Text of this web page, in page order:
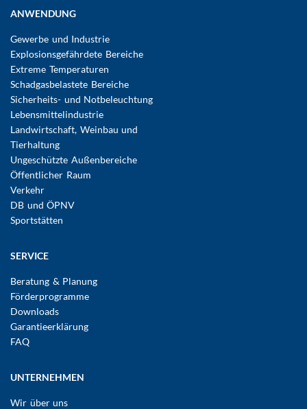
ANWENDUNG
Gewerbe und Industrie
Explosionsgefährdete Bereiche
Extreme Temperaturen
Schadgasbelastete Bereiche
Sicherheits- und Notbeleuchtung
Lebensmittelindustrie
Landwirtschaft, Weinbau und
Tierhaltung
Ungeschützte Außenbereiche
Öffentlicher Raum
Verkehr
DB und ÖPNV
Sportstätten
SERVICE
Beratung & Planung
Förderprogramme
Downloads
Garantieerklärung
FAQ
UNTERNEHMEN
Wir über uns